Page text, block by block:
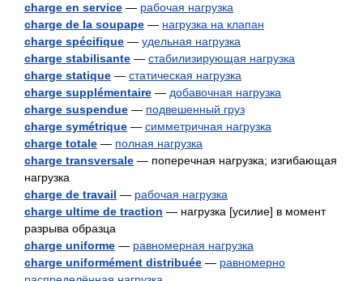
charge en service — рабочая нагрузка
charge de la soupape — нагрузка на клапан
charge spécifique — удельная нагрузка
charge stabilisante — стабилизирующая нагрузка
charge statique — статическая нагрузка
charge supplémentaire — добавочная нагрузка
charge suspendue — подвешенный груз
charge symétrique — симметричная нагрузка
charge totale — полная нагрузка
charge transversale — поперечная нагрузка; изгибающая
нагрузка
charge de travail — рабочая нагрузка
charge ultime de traction — нагрузка [усилие] в момент
разрыва образца
charge uniforme — равномерная нагрузка
charge uniformément distribuée — равномерно